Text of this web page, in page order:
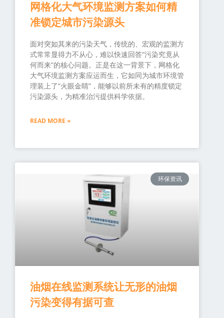
网格化大气环境监测方案如何精
准锁定城市污染源头
面对突如其来的污染天气，传统的、宏观的监测方
式常常显得力不从心，难以快速回答“污染究竟从
何而来”的核心问题。正是在这一背景下，网格化
大气环境监测方案应运而生，它如同为城市环境管
理装上了“火眼金睛”，能够以前所未有的精度锁定
污染源头，为精准治污提供科学依据。
READ MORE »
环保资讯
油烟在线监测系统让无形的油烟
污染变得有据可查